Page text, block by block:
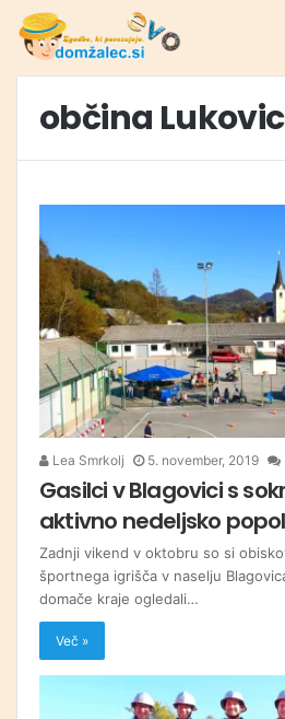
občina
Lea Smrkolj 5. november, 2019
Gasilci v Blagovici s
aktivno nedeljsko
Zadnji vikend v oktobru so si
športnega igrišča v naselju
domače kraje ogledali…
Več »